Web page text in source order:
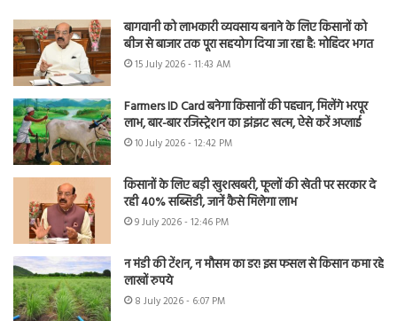
बागवानी को लाभकारी व्यवसाय बनाने के लिए किसानों को
बीज से बाजार तक पूरा सहयोग दिया जा रहा है: मोहिंदर भगत
15 July 2026 - 11:43 AM
Farmers ID Card बनेगा किसानों की पहचान, मिलेंगे भरपूर
लाभ, बार-बार रजिस्ट्रेशन का झंझट खत्म, ऐसे करें अप्लाई
10 July 2026 - 12:42 PM
किसानों के लिए बड़ी खुशखबरी, फूलों की खेती पर सरकार दे
रही 40% सब्सिडी, जानें कैसे मिलेगा लाभ
9 July 2026 - 12:46 PM
न मंडी की टेंशन, न मौसम का डर! इस फसल से किसान कमा रहे
लाखों रुपये
8 July 2026 - 6:07 PM